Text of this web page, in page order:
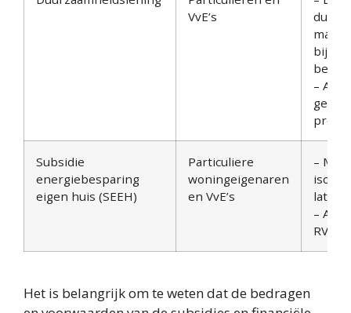
VvE’s
beter
–
Subsidie
energiebesparing
eigen huis (SEEH)
Particuliere
woningeigenaren
en VvE’s
–
laten
–
RVO
Het is belangrijk om te weten dat de bedragen